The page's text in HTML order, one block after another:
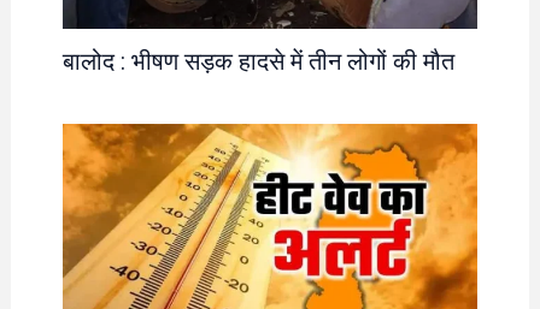
बालोद : भीषण सड़क हादसे में तीन लोगों की मौत